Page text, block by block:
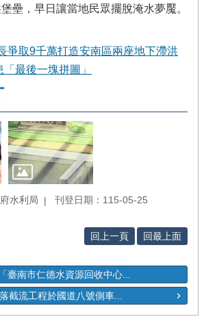
壘，早日讓當地民眾擺脫淹水夢魘。
爭取9千萬打造安南區兩座地下滯洪
最後一塊拼圖」
水利局 刊登日期：115-05-25
回上一頁 回最上面
臺南市仁德水資源回收中心...
截流工程於國道八號側車...